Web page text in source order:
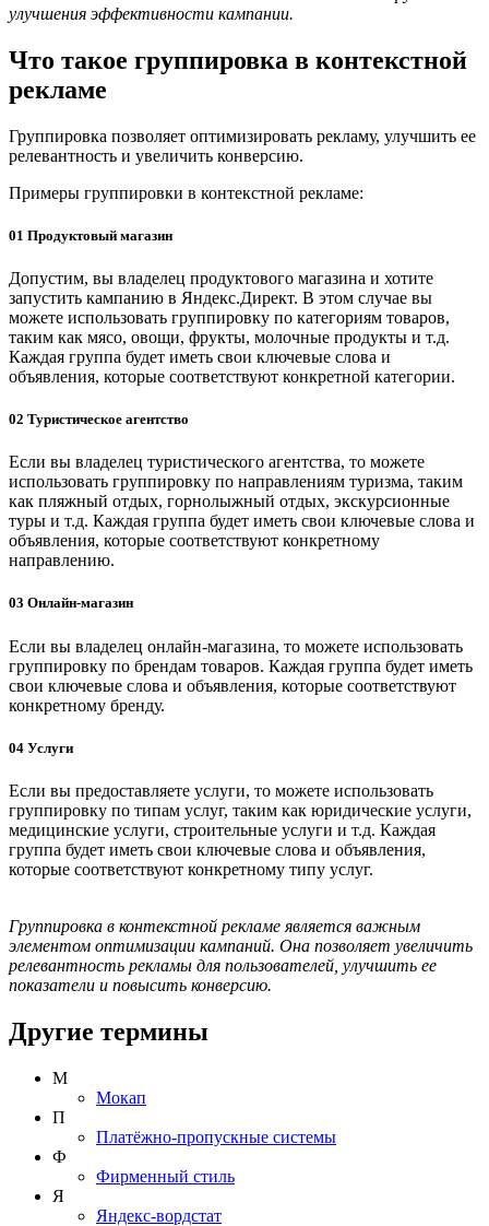
улучшения эффективности кампании.
Что такое группировка в контекстной
рекламе
Группировка позволяет оптимизировать рекламу, улучшить ее
релевантность и увеличить конверсию.
Примеры группировки в контекстной рекламе:
01 Продуктовый магазин
Допустим, вы владелец продуктового магазина и хотите
запустить кампанию в Яндекс.Директ. В этом случае вы
можете использовать группировку по категориям товаров,
таким как мясо, овощи, фрукты, молочные продукты и т.д.
Каждая группа будет иметь свои ключевые слова и
объявления, которые соответствуют конкретной категории.
02 Туристическое агентство
Если вы владелец туристического агентства, то можете
использовать группировку по направлениям туризма, таким
как пляжный отдых, горнолыжный отдых, экскурсионные
туры и т.д. Каждая группа будет иметь свои ключевые слова и
объявления, которые соответствуют конкретному
направлению.
03 Онлайн-магазин
Если вы владелец онлайн-магазина, то можете использовать
группировку по брендам товаров. Каждая группа будет иметь
свои ключевые слова и объявления, которые соответствуют
конкретному бренду.
04 Услуги
Если вы предоставляете услуги, то можете использовать
группировку по типам услуг, таким как юридические услуги,
медицинские услуги, строительные услуги и т.д. Каждая
группа будет иметь свои ключевые слова и объявления,
которые соответствуют конкретному типу услуг.
Группировка в контекстной рекламе является важным
элементом оптимизации кампаний. Она позволяет увеличить
релевантность рекламы для пользователей, улучшить ее
показатели и повысить конверсию.
Другие термины
М
Мокап
П
Платёжно-пропускные системы
Ф
Фирменный стиль
Я
Яндекс-вордстат